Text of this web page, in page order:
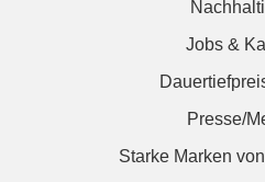
Jobs &
Presse/
Starke Marken